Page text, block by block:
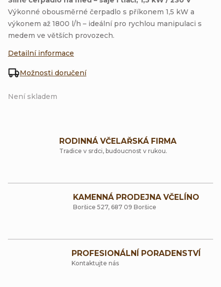
Není skladem
Možnosti doručení
Výkonné obousměrné čerpadlo s příkonem 1,5 kW a
výkonem až 1800 l/h – ideální pro rychlou manipulaci s
medem ve větších provozech.
Detailní informace
RODINNÁ VČELAŘSKÁ FIRMA
Tradice v srdci, budoucnost v rukou.
KAMENNÁ PRODEJNA VČELÍNO
Boršice 527, 687 09 Boršice
PROFESIONÁLNÍ PORADENSTVÍ
Kontaktujte nás